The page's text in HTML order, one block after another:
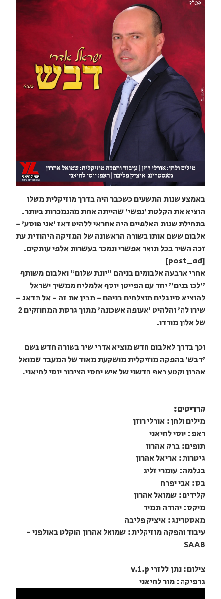
באמצע שנות התשעים כשכבר היה בדרך מוזיקלית משלו
הוציא את הקלטת 'נפשי' שהייתה אחת מהנמכרות ביותר.
בתחילת שנות האלפיים היה אחראי ללהיט דאז 'אני פוסע' -
אלבום ששם אותו בשורה הראשונה של המזיקה היהודית עת
זכה השיר בכל תואר אפשרי ונמכר בעשרות אלפי עותקים.
[post_ad]
אחרי ארבעה אלבומים בניהם "יונת שלום" ואלבום משותף
"לכו בנים" יחד עם הפייטן יוסף אלמליח ממשיך ישראל
להוציא סינגלים מוצלחים בניהם - מבין את זה - אל תדאג -
שירו לה' והלהיט 'אעופה אשכונה' מתוך גרסת המחוזקים 2
של אלון מורדו.
וכך בדרך לאלבום חדש מוציא אדרי שיר בשורה חדש בשם
'דבש' בהפקה מוזיקלית מושקעת מאוד של המעבד שמואל
אהרון וקטע ראפ חדשני של איש יחסי הציבור יוסי לחיאני.
קרדיטים:
מילים ולחן: אורלי רוזן
ראפ: יוסי לחיאני
תופים: ברק אהרון
גיטרות: אריאל אהרון
בגלמה: עומרי זליג
בס: אבי יפרח
קלידים: שמואל אהרון
מיקס: יהודה תמיר
מאסטרינג: איציק פליבה
עיבוד והפקה מוזיקלית: שמואל אהרון הוקלט באולפני -
SAAB
צילום: נתן ללזרי v.i.p
גרפיקה: מור לחיאני